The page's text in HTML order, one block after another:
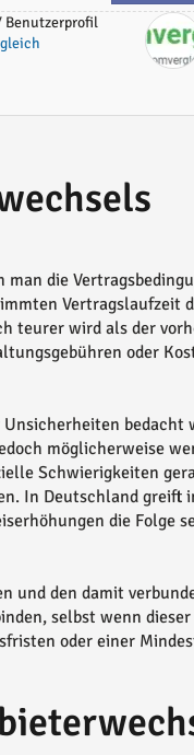
Benutzerprofil
die
Vertragslaufzeit
teurer wird als der
oder
möglicherweise
Schwierigkeiten
In Deutschland
die Folge
und den damit
selbst wenn
oder einer